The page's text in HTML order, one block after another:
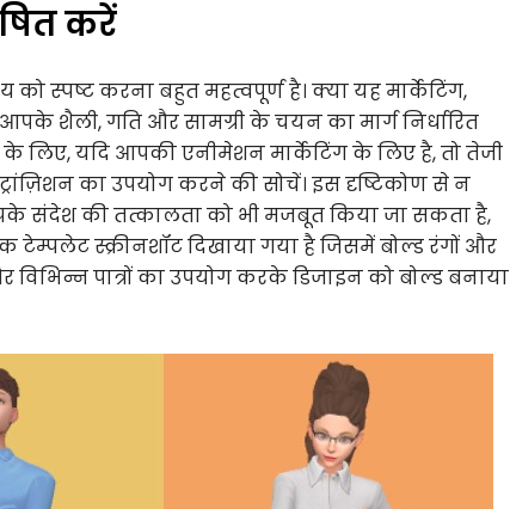
करें
स्पष्ट करना बहुत महत्वपूर्ण है। क्या यह मार्केटिंग,
शैली, गति और सामग्री के चयन का मार्ग निर्धारित
के लिए, यदि आपकी एनीमेशन मार्केटिंग के लिए है, तो तेजी
का उपयोग करने की सोचें। इस दृष्टिकोण से न
संदेश की तत्कालता को भी मजबूत किया जा सकता है,
टेम्पलेट स्क्रीनशॉट दिखाया गया है जिसमें बोल्ड रंगों और
पात्रों का उपयोग करके डिजाइन को बोल्ड बनाया